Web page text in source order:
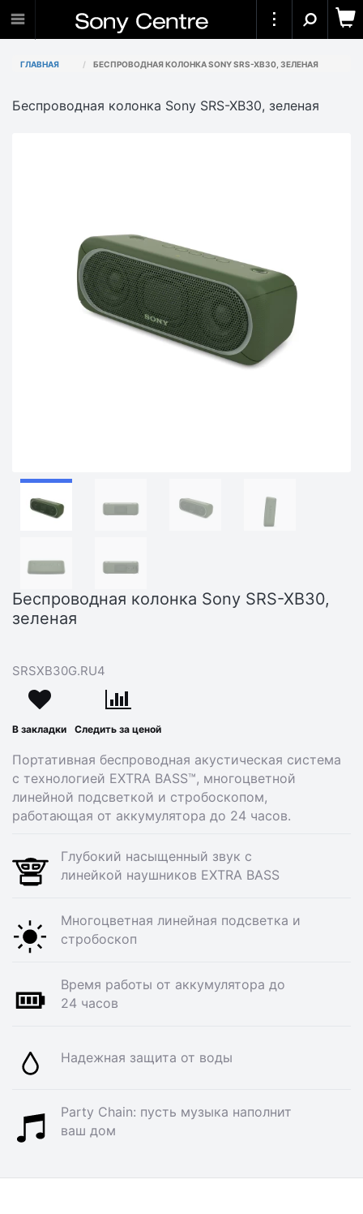
ГЛАВНАЯ БЕСПРОВОДНАЯ КОЛОНКА SONY SRS-XB30, ЗЕЛЕНАЯ
Беспроводная колонка Sony SRS-XB30, зеленая
Беспроводная колонка Sony SRS-XB30,
зеленая
SRSXB30G.RU4
В закладки Следить за ценой
Портативная беспроводная акустическая система
с технологией EXTRA BASS™, многоцветной
линейной подсветкой и стробоскопом,
работающая от аккумулятора до 24 часов.
Глубокий насыщенный звук с
линейкой наушников EXTRA BASS
Многоцветная линейная подсветка и
стробоскоп
Время работы от аккумулятора до
24 часов
Надежная защита от воды
Party Chain: пусть музыка наполнит
ваш дом